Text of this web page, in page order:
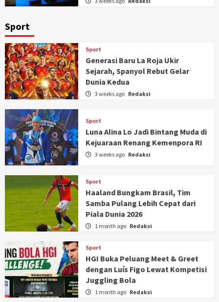
Sport
Sport
Generasi Baru La Roja Ukir
Sejarah, Spanyol Rebut Gelar
Dunia Kedua
3 weeks ago Redaksi
Sport
Luna Alina Lo Jadi Bintang Muda di
Kejuaraan Renang Kemenpora RI
3 weeks ago Redaksi
Sport
Haaland Bungkam Brasil, Tim
Samba Pulang Lebih Cepat dari
Piala Dunia 2026
1 month ago Redaksi
Sport
HGI Buka Peluang Meet & Greet
dengan Luís Figo Lewat Kompetisi
Juggling Bola
1 month ago Redaksi